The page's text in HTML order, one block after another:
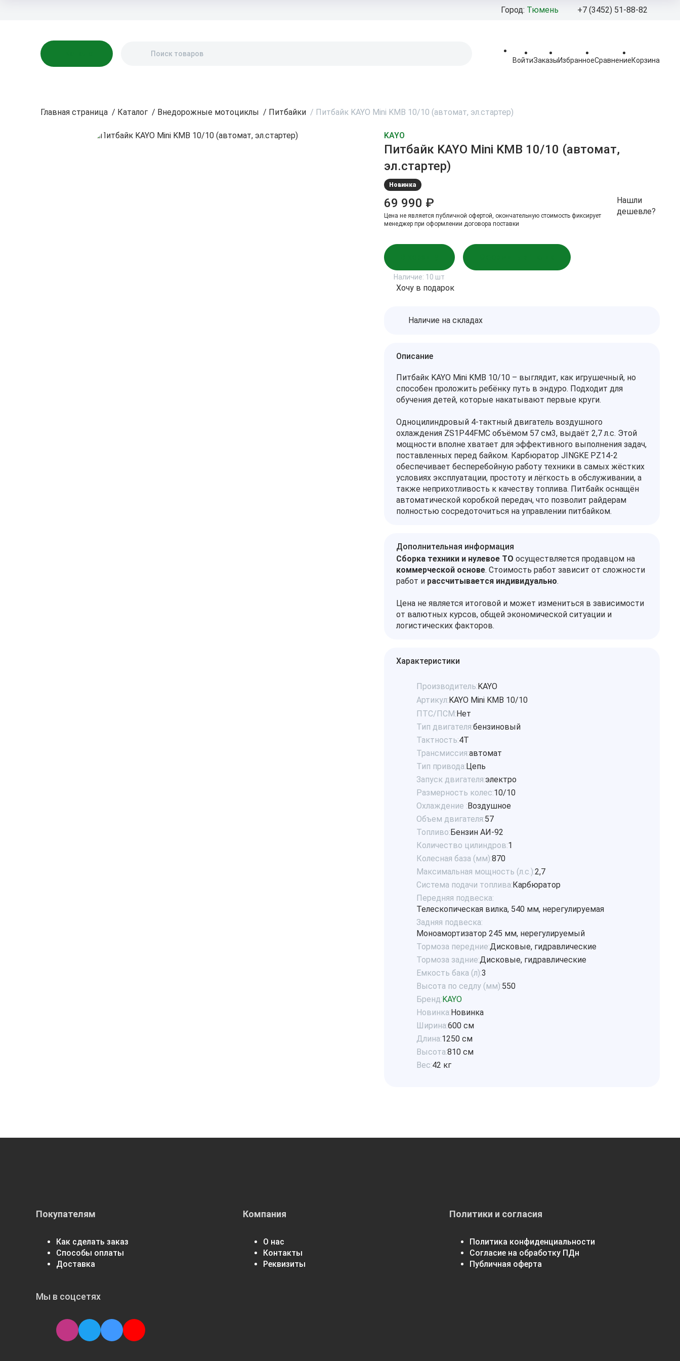
Город: Тюмень +7 (3452) 51-88-82
+7 (908) 877-
стр.2.
ВойтиЗаказыИзбранноеСравнениеКорзина
Главная страница / Каталог / Внедорожные мотоциклы / Питбайки / Питбайк KAYO Mini KMB 10/10 (автомат, эл.стартер)
KAYO
Питбайк KAYO Mini KMB 10/10 (автомат,
эл.стартер)
Новинка
69 990 ₽
Цена не является публичной офертой, окончательную стоимоcть фиксирует
менеджер при оформлении договора поставки
Нашли
дешевле?
Наличие: 10 шт
Хочу в подарок
Наличие на складах
Описание
Питбайк KAYO Mini KMB 10/10 – выглядит, как игрушечный, но
способен проложить ребёнку путь в эндуро. Подходит для
обучения детей, которые накатывают первые круги.
Одноцилиндровый 4-тактный двигатель воздушного
охлаждения ZS1P44FMC объёмом 57 см3, выдаёт 2,7 л.с. Этой
мощности вполне хватает для эффективного выполнения задач,
поставленных перед байком. Карбюратор JINGKE PZ14-2
обеспечивает бесперебойную работу техники в самых жёстких
условиях эксплуатации, простоту и лёгкость в обслуживании, а
также неприхотливость к качеству топлива. Питбайк оснащён
автоматической коробкой передач, что позволит райдерам
полностью сосредоточиться на управлении питбайком.
Дополнительная информация
Сборка техники и нулевое ТО осуществляется продавцом на
коммерческой основе. Стоимость работ зависит от сложности
работ и рассчитывается индивидуально.
Цена не является итоговой и может измениться в зависимости
от валютных курсов, общей экономической ситуации и
логистических факторов.
Характеристики
Производитель:KAYO
Артикул:KAYO Mini KMB 10/10
ПТС/ПСМ:Нет
Тип двигателя:бензиновый
Тактность:4Т
Трансмиссия:автомат
Тип привода:Цепь
Запуск двигателя:электро
Размерность колес:10/10
Охлаждение :Воздушное
Объем двигателя:57
Топливо:Бензин АИ-92
Количество цилиндров:1
Колесная база (мм):870
Максимальная мощность (л.с.):2,7
Система подачи топлива:Карбюратор
Передняя подвеска:
Телескопическая вилка, 540 мм, нерегулируемая
Задняя подвеска:
Моноамортизатор 245 мм, нерегулируемый
Тормоза передние:Дисковые, гидравлические
Тормоза задние:Дисковые, гидравлические
Емкость бака (л):3
Высота по седлу (мм):550
Бренд:KAYO
Новинка:Новинка
Ширина:600 см
Длина:1250 см
Высота:810 см
Вес:42 кг
Покупателям
Как сделать заказ
Способы оплаты
Доставка
Компания
О нас
Контакты
Реквизиты
Политики и согласия
Политика конфиденциальности
Согласие на обработку ПДн
Публичная оферта
Мы в соцсетях